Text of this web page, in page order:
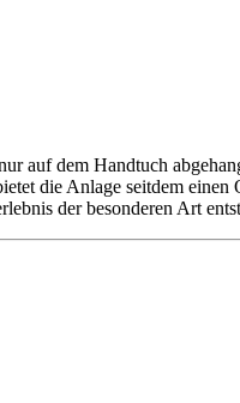
auf dem Handtuch
die Anlage seitdem
der besonderen Art